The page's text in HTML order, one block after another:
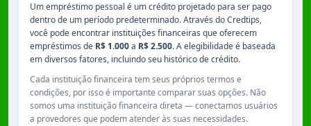
Um empréstimo pessoal é um crédito projetado para ser pago
dentro de um período predeterminado. Através do Credtips,
você pode encontrar instituições financeiras que oferecem
empréstimos de R$ 1.000a R$ 2.500. A elegibilidade é baseada
em diversos fatores, incluindo seu histórico de crédito.
Cada instituição financeira tem seus próprios termos e
condições, por isso é importante comparar suas opções. Não
somos uma instituição financeira direta — conectamos usuários
a provedores que podem atender às suas necessidades.